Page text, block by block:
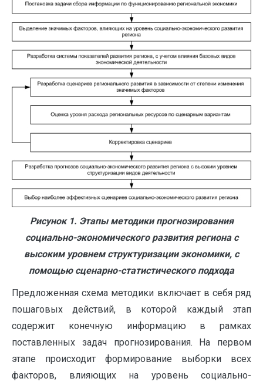
Рисунок 1. Этапы методики прогнозирования
социально-экономического развития региона с
высоким уровнем структуризации экономики, с
помощью сценарно-статистического подхода
Предложенная схема методики включает в себя ряд
пошаговых действий, в которой каждый этап
содержит конечную информацию в рамках
поставленных задач прогнозирования. На первом
этапе происходит формирование выборки всех
факторов, влияющих на уровень социально-